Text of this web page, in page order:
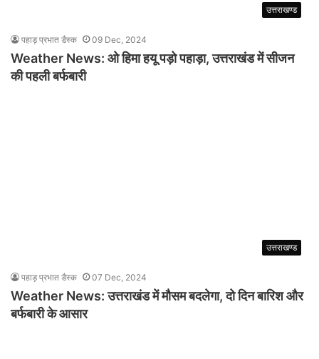
उत्तराखण्ड
पहाड़ प्रभात डैस्क 09 Dec, 2024
Weather News: ओ हिमा हयू पड़ो पहाड़ा, उत्तराखंड में सीजन
की पहली बर्फबारी
उत्तराखण्ड
पहाड़ प्रभात डैस्क 07 Dec, 2024
Weather News: उत्तराखंड में मौसम बदलेगा, दो दिन बारिश और
बर्फबारी के आसार